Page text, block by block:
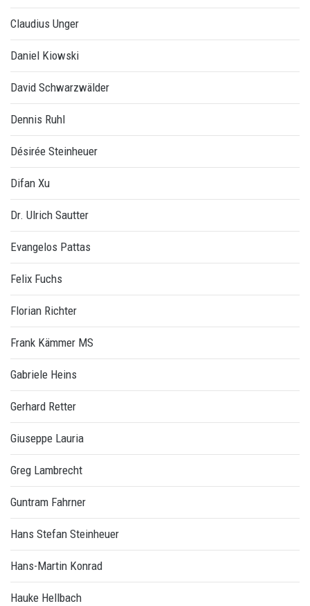
Claudius Unger
Daniel Kiowski
David Schwarzwälder
Dennis Ruhl
Désirée Steinheuer
Difan Xu
Dr. Ulrich Sautter
Evangelos Pattas
Felix Fuchs
Florian Richter
Frank Kämmer MS
Gabriele Heins
Gerhard Retter
Giuseppe Lauria
Greg Lambrecht
Guntram Fahrner
Hans Stefan Steinheuer
Hans-Martin Konrad
Hauke Hellbach